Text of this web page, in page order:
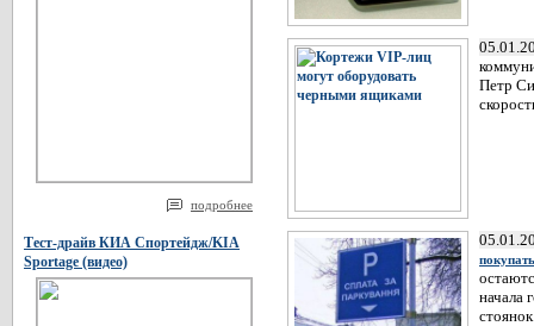
подробнее
Тест-драйв КИА Спортейдж/KIA
Sportage (видео)
Петр
начала